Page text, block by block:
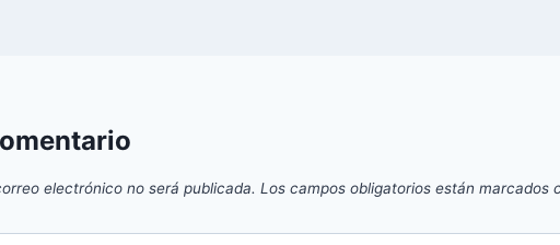
electrónico no será publicada. Los campos obligatorios están marcados